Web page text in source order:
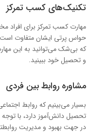
تکنیک‌های کسب تمرکز
مهارت کسب تمرکز برای افراد
حواس پرتی ایشان متفاوت است،
که بی‌شک می‌توانید به این
و تحصیل خود ببینید.
مشاوره روابط بین فردی
بسیار می‌بینیم که روابط
تحصیل دانش‌آموز دارد، با توجه
در جهت بهبود و مدیریت